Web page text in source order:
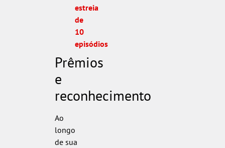
estreia
de
10
episódios
Prêmios
e
reconhecimento
Ao
longo
de sua